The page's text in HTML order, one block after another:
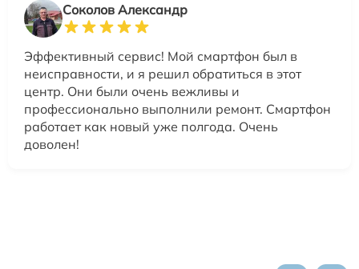
Соколов Александр
Эффективный сервис! Мой смартфон был в
неисправности, и я решил обратиться в этот
центр. Они были очень вежливы и
профессионально выполнили ремонт. Смартфон
работает как новый уже полгода. Очень
доволен!